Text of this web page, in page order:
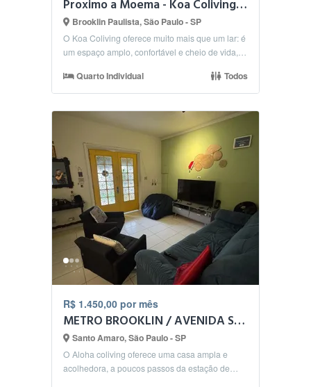
Proximo a Moema - Koa Coliving - Otimo quarto
Brooklin Paulista, São Paulo - SP
O Koa Coliving oferece muito mais que um lar: é
um espaço amplo, confortável e cheio de vida,
Quarto Individual Todos
R$ 1.450,00 por mês
METRO BROOKLIN / AVENIDA SANTO AMARO - QUARTO BEM LOCALIZADO
Santo Amaro, São Paulo - SP
O Aloha coliving oferece uma casa ampla e
acolhedora, a poucos passos da estação de